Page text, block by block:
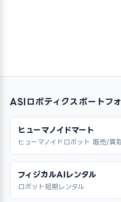
ASIロボティクスポートフ
ヒューマノイドマート
ヒューマノイドロボット 販売/買
フィジカルAIレンタル
ロボット短期レンタル